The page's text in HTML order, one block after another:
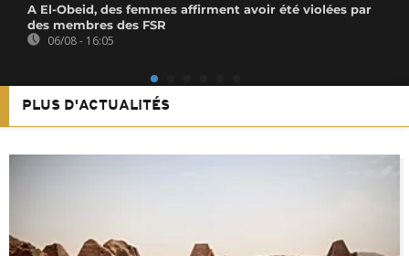
A El-Obeid, des femmes affirment avoir été violées par
des membres des FSR
06/08 - 16:05
PLUS D'ACTUALITÉS